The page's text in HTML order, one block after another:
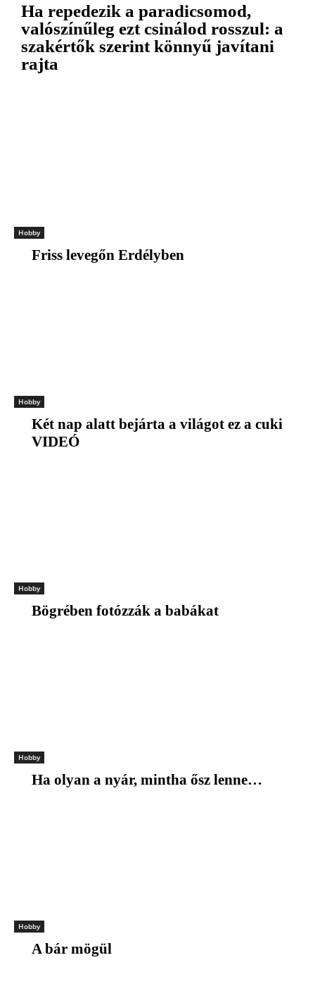
Ha repedezik a paradicsomod,
valószínűleg ezt csinálod rosszul: a
szakértők szerint könnyű javítani
rajta
Hobby
Friss levegőn Erdélyben
Hobby
Két nap alatt bejárta a világot ez a cuki
VIDEÓ
Hobby
Bögrében fotózzák a babákat
Hobby
Ha olyan a nyár, mintha ősz lenne…
Hobby
A bár mögül